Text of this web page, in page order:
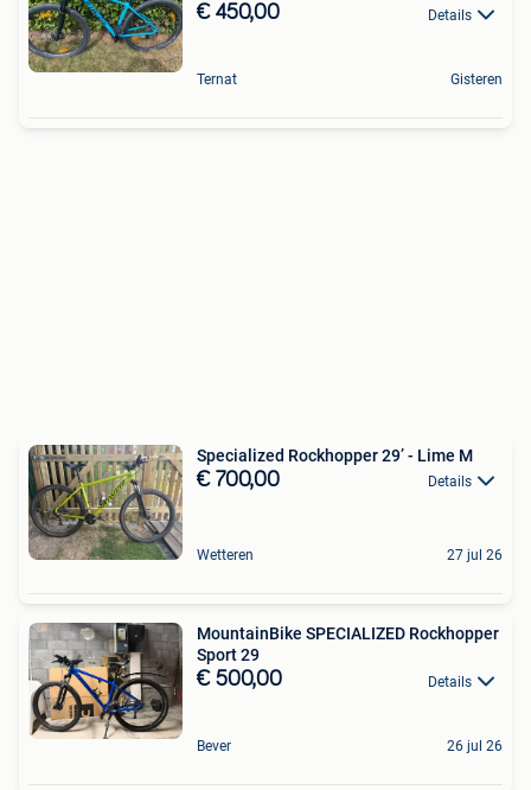
€ 450,00 Details
Ternat Gisteren
Specialized Rockhopper 29’ - Lime M
€ 700,00 Details
Wetteren 27 jul 26
MountainBike SPECIALIZED Rockhopper
Sport 29
€ 500,00 Details
Bever 26 jul 26